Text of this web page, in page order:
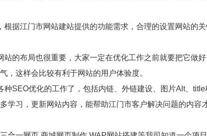
根据江门市网站建站提供的功能需求，合理的设置网站的
站的布局也很重要，大家一定在优化工作之前就要把它做
，这样会比较有利于网站的用户体验度。
种SEO优化的工作了，包括内链、外链建设、图片Alt、title
学习，更新网站内容，能帮助江门市客户解决问题的内容